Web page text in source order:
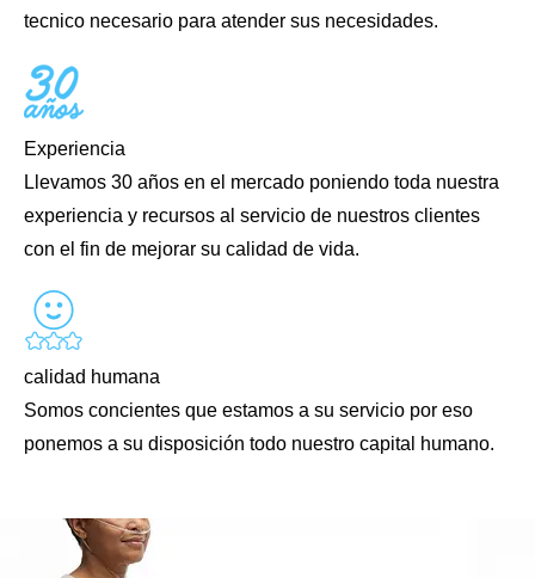
tecnico necesario para atender sus necesidades.
Experiencia
Llevamos 30 años en el mercado poniendo toda nuestra
experiencia y recursos al servicio de nuestros clientes
con el fin de mejorar su calidad de vida.
calidad humana
Somos concientes que estamos a su servicio por eso
ponemos a su disposición todo nuestro capital humano.